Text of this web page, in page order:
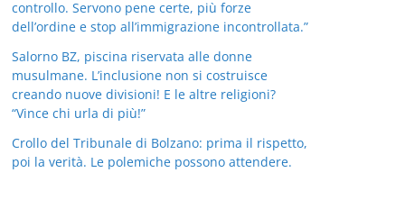
controllo. Servono pene certe, più forze
dell’ordine e stop all’immigrazione incontrollata.”
Salorno BZ, piscina riservata alle donne
musulmane. L’inclusione non si costruisce
creando nuove divisioni! E le altre religioni?
“Vince chi urla di più!”
Crollo del Tribunale di Bolzano: prima il rispetto,
poi la verità. Le polemiche possono attendere.